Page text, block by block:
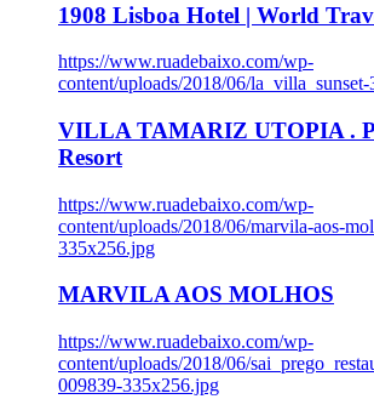
1908 Lisboa Hotel | World
https://www.ruadebaixo.com/wp-
content/uploads/2018/06/
VILLA TAMARIZ UTOPIA .
Resort
https://www.ruadebaixo.com/wp-
content/uploads/2018/06/marvila-aos-
335x256.jpg
MARVILA AOS MOLHOS
https://www.ruadebaixo.com/wp-
content/uploads/2018/06/
009839-335x256.jpg